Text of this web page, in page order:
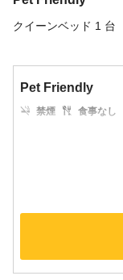
クイーンベッド 1 台
Pet Friendly
禁煙 食事なし